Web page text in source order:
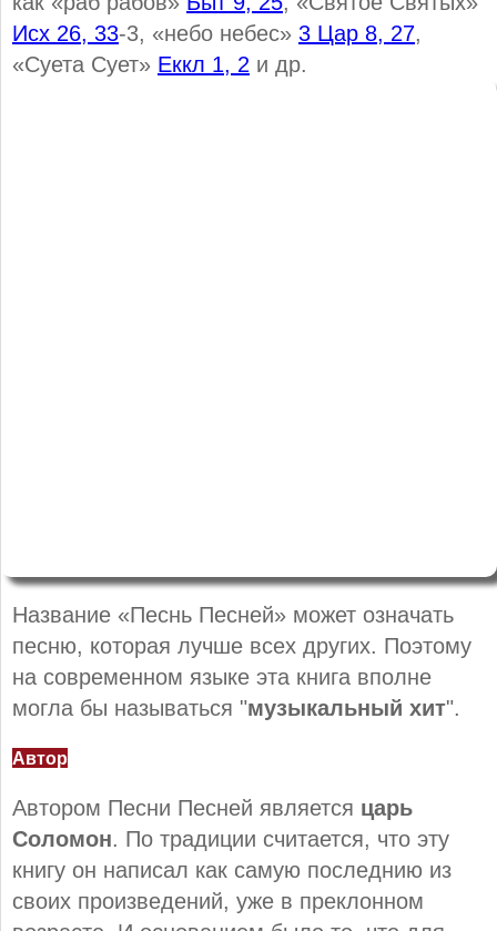
Исх 26, 33-3, «небо небес» 3 Цар 8, 27,
«Суета Сует» Еккл 1, 2 и др.
Название «Песнь Песней» может означать
песню, которая лучше всех других. Поэтому
на современном языке эта книга вполне
могла бы называться "музыкальный хит".
Автор
Автором Песни Песней является царь
Соломон. По традиции считается, что эту
книгу он написал как самую последнию из
своих произведений, уже в преклонном